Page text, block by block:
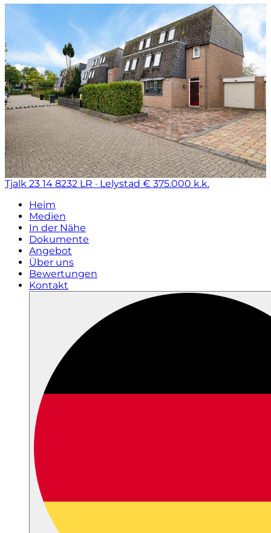
Tjalk 23 14 8232 LR · Lelystad € 375.000 k.k.
Heim
Medien
In der Nähe
Dokumente
Angebot
Über uns
Bewertungen
Kontakt